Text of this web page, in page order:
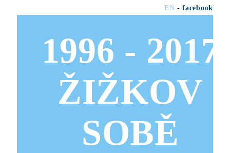
EN -facebook
1996 - 2017
ŽIŽKOV
SOBĚ